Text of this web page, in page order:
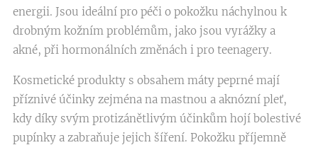
energii. Jsou ideální pro péči o pokožku náchylnou k
drobným kožním problémům, jako jsou vyrážky a
akné, při hormonálních změnách i pro teenagery.
Kosmetické produkty s obsahem máty peprné mají
příznivé účinky zejména na mastnou a aknózní pleť,
kdy díky svým protizánětlivým účinkům hojí bolestivé
pupínky a zabraňuje jejich šíření. Pokožku příjemně